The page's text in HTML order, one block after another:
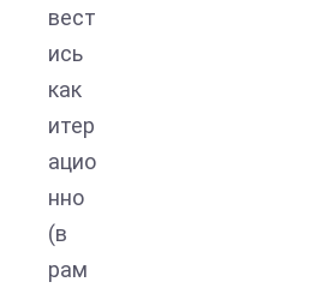
вест
ись
как
итер
ацио
нно
(в
рам